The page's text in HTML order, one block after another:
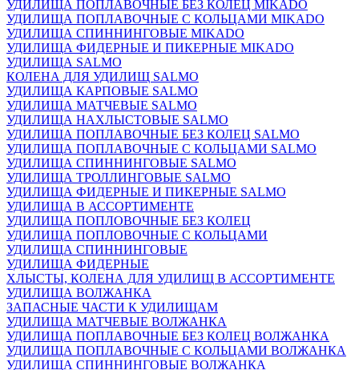
УДИЛИЩА ПОПЛАВОЧНЫЕ БЕЗ КОЛЕЦ MIKADO
УДИЛИЩА ПОПЛАВОЧНЫЕ С КОЛЬЦАМИ MIKADO
УДИЛИЩА СПИННИНГОВЫЕ MIKADO
УДИЛИЩА ФИДЕРНЫЕ И ПИКЕРНЫЕ MIKADO
УДИЛИЩА SALMO
КОЛЕНА ДЛЯ УДИЛИЩ SALMO
УДИЛИЩА КАРПОВЫЕ SALMO
УДИЛИЩА МАТЧЕВЫЕ SALMO
УДИЛИЩА НАХЛЫСТОВЫЕ SALMO
УДИЛИЩА ПОПЛАВОЧНЫЕ БЕЗ КОЛЕЦ SALMO
УДИЛИЩА ПОПЛАВОЧНЫЕ С КОЛЬЦАМИ SALMO
УДИЛИЩА СПИННИНГОВЫЕ SALMO
УДИЛИЩА ТРОЛЛИНГОВЫЕ SALMO
УДИЛИЩА ФИДЕРНЫЕ И ПИКЕРНЫЕ SALMO
УДИЛИЩА В АССОРТИМЕНТЕ
УДИЛИЩА ПОПЛОВОЧНЫЕ БЕЗ КОЛЕЦ
УДИЛИЩА ПОПЛОВОЧНЫЕ С КОЛЬЦАМИ
УДИЛИЩА СПИННИНГОВЫЕ
УДИЛИЩА ФИДЕРНЫЕ
ХЛЫСТЫ, КОЛЕНА ДЛЯ УДИЛИЩ В АССОРТИМЕНТЕ
УДИЛИЩА ВОЛЖАНКА
ЗАПАСНЫЕ ЧАСТИ К УДИЛИЩАМ
УДИЛИЩА МАТЧЕВЫЕ ВОЛЖАНКА
УДИЛИЩА ПОПЛАВОЧНЫЕ БЕЗ КОЛЕЦ ВОЛЖАНКА
УДИЛИЩА ПОПЛАВОЧНЫЕ С КОЛЬЦАМИ ВОЛЖАНКА
УДИЛИЩА СПИННИНГОВЫЕ ВОЛЖАНКА